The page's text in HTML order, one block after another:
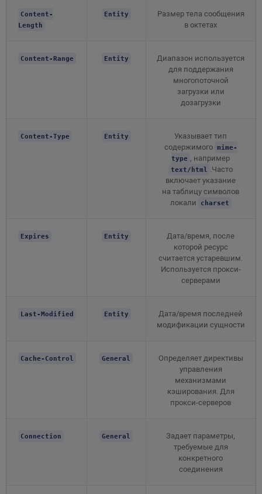
Content-
Length
Entity
Размер тела сообщения
в октетах
Content-Range Entity
Диапазон используется
для поддержания
многопоточной
загрузки или
дозагрузки
Content-Type Entity
Указывает тип
содержимого mime-
type
, например
text/html
.Часто
включает указание
на таблицу символов
локали
charset
Expires Entity
Дата/время, после
которой ресурс
считается устаревшим.
Используется прокси-
серверами
Last-Modified Entity
Дата/время последней
модификации сущности
Cache-Control General
Определяет директивы
управления
механизмами
кэширования. Для
прокси-серверов
Connection General
Задает параметры,
требуемые для
конкретного
соединения